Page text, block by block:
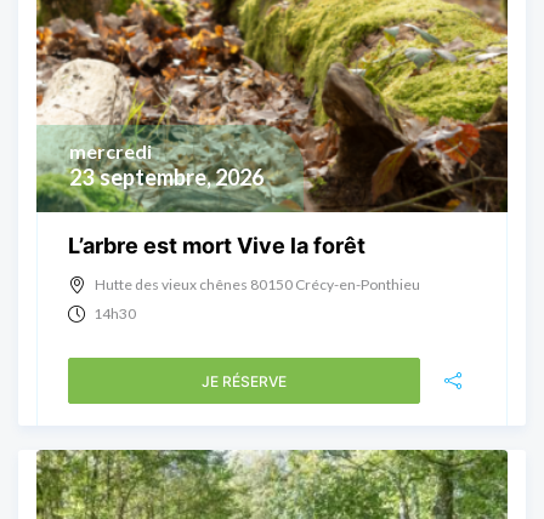
23 septembre, 2026
mercredi
L’arbre est mort Vive la forêt
Hutte des vieux chênes 80150 Crécy-en-Ponthieu
14h30
JE RÉSERVE